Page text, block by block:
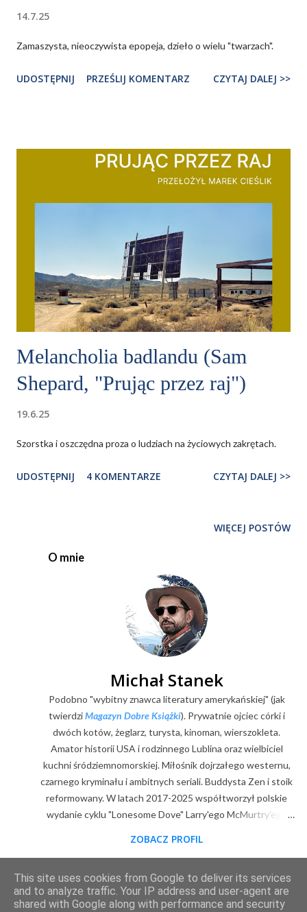
14.7.25
Zamaszysta, nieoczywista epopeja, dzieło o wielu "twarzach".
UDOSTĘPNIJ PRZEŚLIJ KOMENTARZ CZYTAJ DALEJ >>
Melancholia badlandu (Sam
Shepard, "Prując przez raj")
19.6.25
Szorstka i oszczędna proza o ludziach na życiowych zakrętach.
UDOSTĘPNIJ 4 KOMENTARZE CZYTAJ DALEJ >>
WIĘCEJ POSTÓW
O mnie
Michał Stanek
Podobno "wybitny znawca literatury amerykańskiej" (jak
twierdziMagazyn Dobre Książki). Prywatnie ojciec córki i
dwóch kotów, żeglarz, turysta, kinoman, wierszokleta.
Amator historii USA i rodzinnego Lublina oraz wielbiciel
kuchni śródziemnomorskiej. Miłośnik dojrzałego westernu,
czarnego kryminału i ambitnych seriali. Buddysta Zen i stoik
reformowany. W latach 2017-2025 współtworzył polskie
wydanie cyklu "Lonesome Dove" Larry'ego McMurtry'ego
ZOBACZ PROFIL
Obsługiwane przez usługę Blogger
This site uses cookies from Google to deliver its services
and to analyze traffic. Your IP address and user-agent are
shared with Google along with performance and security